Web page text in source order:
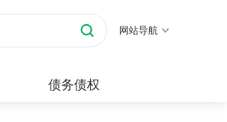
网站导航
债务债权